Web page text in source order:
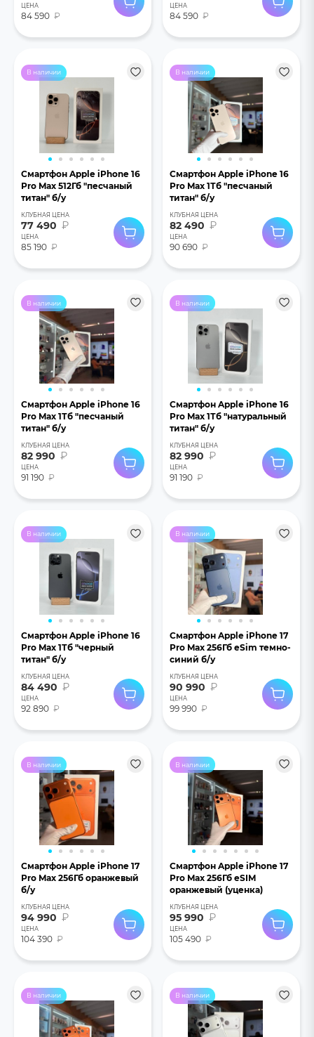
ЦЕНА
84 590 ₽
ЦЕНА
84 590 ₽
В наличии
Смартфон Apple iPhone 16
Pro Max 512Гб "песчаный
титан" б/у
КЛУБНАЯ ЦЕНА
77 490 ₽
ЦЕНА
85 190 ₽
В наличии
Смартфон Apple iPhone 16
Pro Max 1Тб "песчаный
титан" б/у
КЛУБНАЯ ЦЕНА
82 490 ₽
ЦЕНА
90 690 ₽
В наличии
Смартфон Apple iPhone 16
Pro Max 1Тб "песчаный
титан" б/у
КЛУБНАЯ ЦЕНА
82 990 ₽
ЦЕНА
91 190 ₽
В наличии
Смартфон Apple iPhone 16
Pro Max 1Тб "натуральный
титан" б/у
КЛУБНАЯ ЦЕНА
82 990 ₽
ЦЕНА
91 190 ₽
В наличии
Смартфон Apple iPhone 16
Pro Max 1Тб "черный
титан" б/у
КЛУБНАЯ ЦЕНА
84 490 ₽
ЦЕНА
92 890 ₽
В наличии
Смартфон Apple iPhone 17
Pro Max 256Гб eSim темно-
синий б/у
КЛУБНАЯ ЦЕНА
90 990 ₽
ЦЕНА
99 990 ₽
В наличии
Смартфон Apple iPhone 17
Pro Max 256Гб оранжевый
б/у
КЛУБНАЯ ЦЕНА
94 990 ₽
ЦЕНА
104 390 ₽
В наличии
Смартфон Apple iPhone 17
Pro Max 256Гб eSIM
оранжевый (уценка)
КЛУБНАЯ ЦЕНА
95 990 ₽
ЦЕНА
105 490 ₽
В наличии В наличии